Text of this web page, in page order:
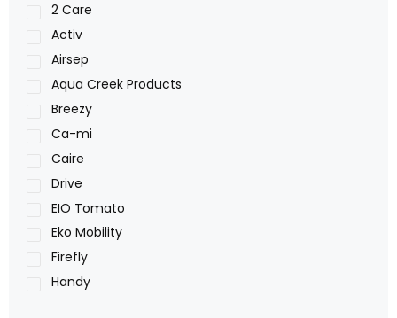
2 Care
Activ
Airsep
Aqua Creek Products
Breezy
Ca-mi
Caire
Drive
EIO Tomato
Eko Mobility
Firefly
Handy